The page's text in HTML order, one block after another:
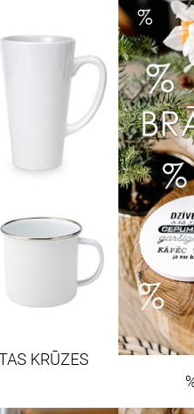
KRŪZES